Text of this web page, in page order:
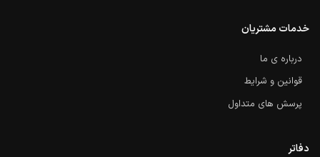
خدمات مشتریان
درباره ی ما
قوانین و شرایط
پرسش های متداول
دفاتر